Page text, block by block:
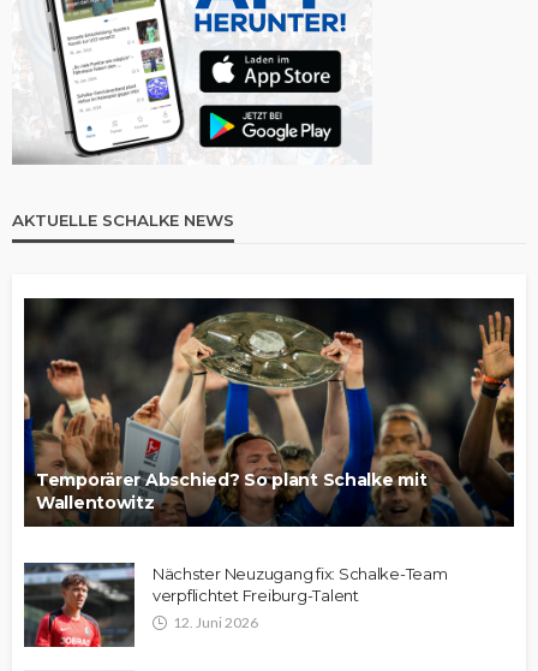
AKTUELLE SCHALKE NEWS
Temporärer Abschied? So plant Schalke mit
Wallentowitz
Nächster Neuzugang fix: Schalke-Team
verpflichtet Freiburg-Talent
12. Juni 2026